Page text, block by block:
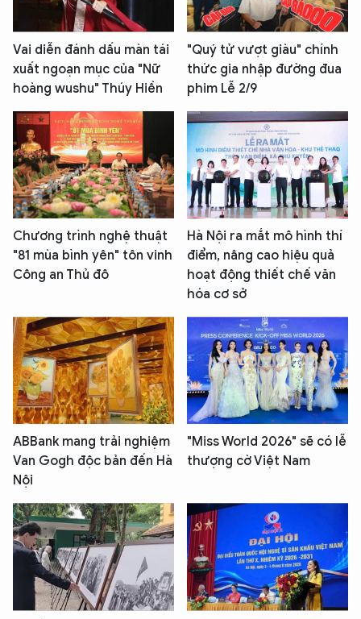
Vai diễn đánh dấu màn tái
xuất ngoạn mục của "Nữ
hoàng wushu" Thúy Hiền
"Quý tử vượt giàu" chính
thức gia nhập đường đua
phim Lễ 2/9
Chương trình nghệ thuật
"81 mùa bình yên" tôn vinh
Công an Thủ đô
Hà Nội ra mắt mô hình thí
điểm, nâng cao hiệu quả
hoạt động thiết chế văn
hóa cơ sở
ABBank mang trải nghiệm
Van Gogh độc bản đến Hà
Nội
"Miss World 2026" sẽ có lễ
thượng cờ Việt Nam